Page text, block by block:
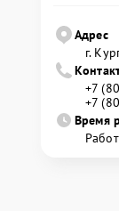
Адрес
г.
+7
+7
Время